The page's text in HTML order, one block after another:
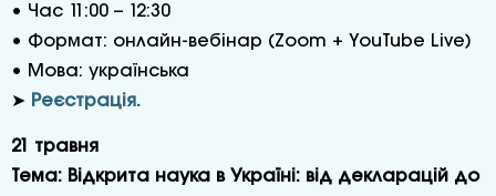
• Час 11:00 – 12:30
• Формат: онлайн-вебінар (Zoom + YouTube Live)
• Мова: українська
➤ Реєстрація.
21 травня
Тема: Відкрита наука в Україні: від декларацій до